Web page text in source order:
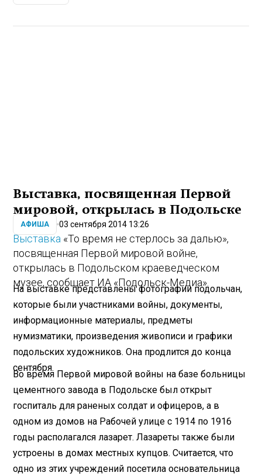
Выставка, посвященная Первой
мировой, открылась в Подольске
АФИША 03 сентября 2014 13:26
Выставка «То время не стерлось за далью»,
посвященная Первой мировой войне,
открылась в Подольском краеведческом
музее, сообщает ИА «Подольск-Медиа».
На выставке представлены фотографии подольчан,
которые были участниками войны, документы,
информационные материалы, предметы
нумизматики, произведения живописи и графики
подольских художников. Она продлится до конца
сентября.
Во время Первой мировой войны на базе больницы
цементного завода в Подольске был открыт
госпиталь для раненых солдат и офицеров, а в
одном из домов на Рабочей улице с 1914 по 1916
годы располагался лазарет. Лазареты также были
устроены в домах местных купцов. Считается, что
одно из этих учреждений посетила основательница